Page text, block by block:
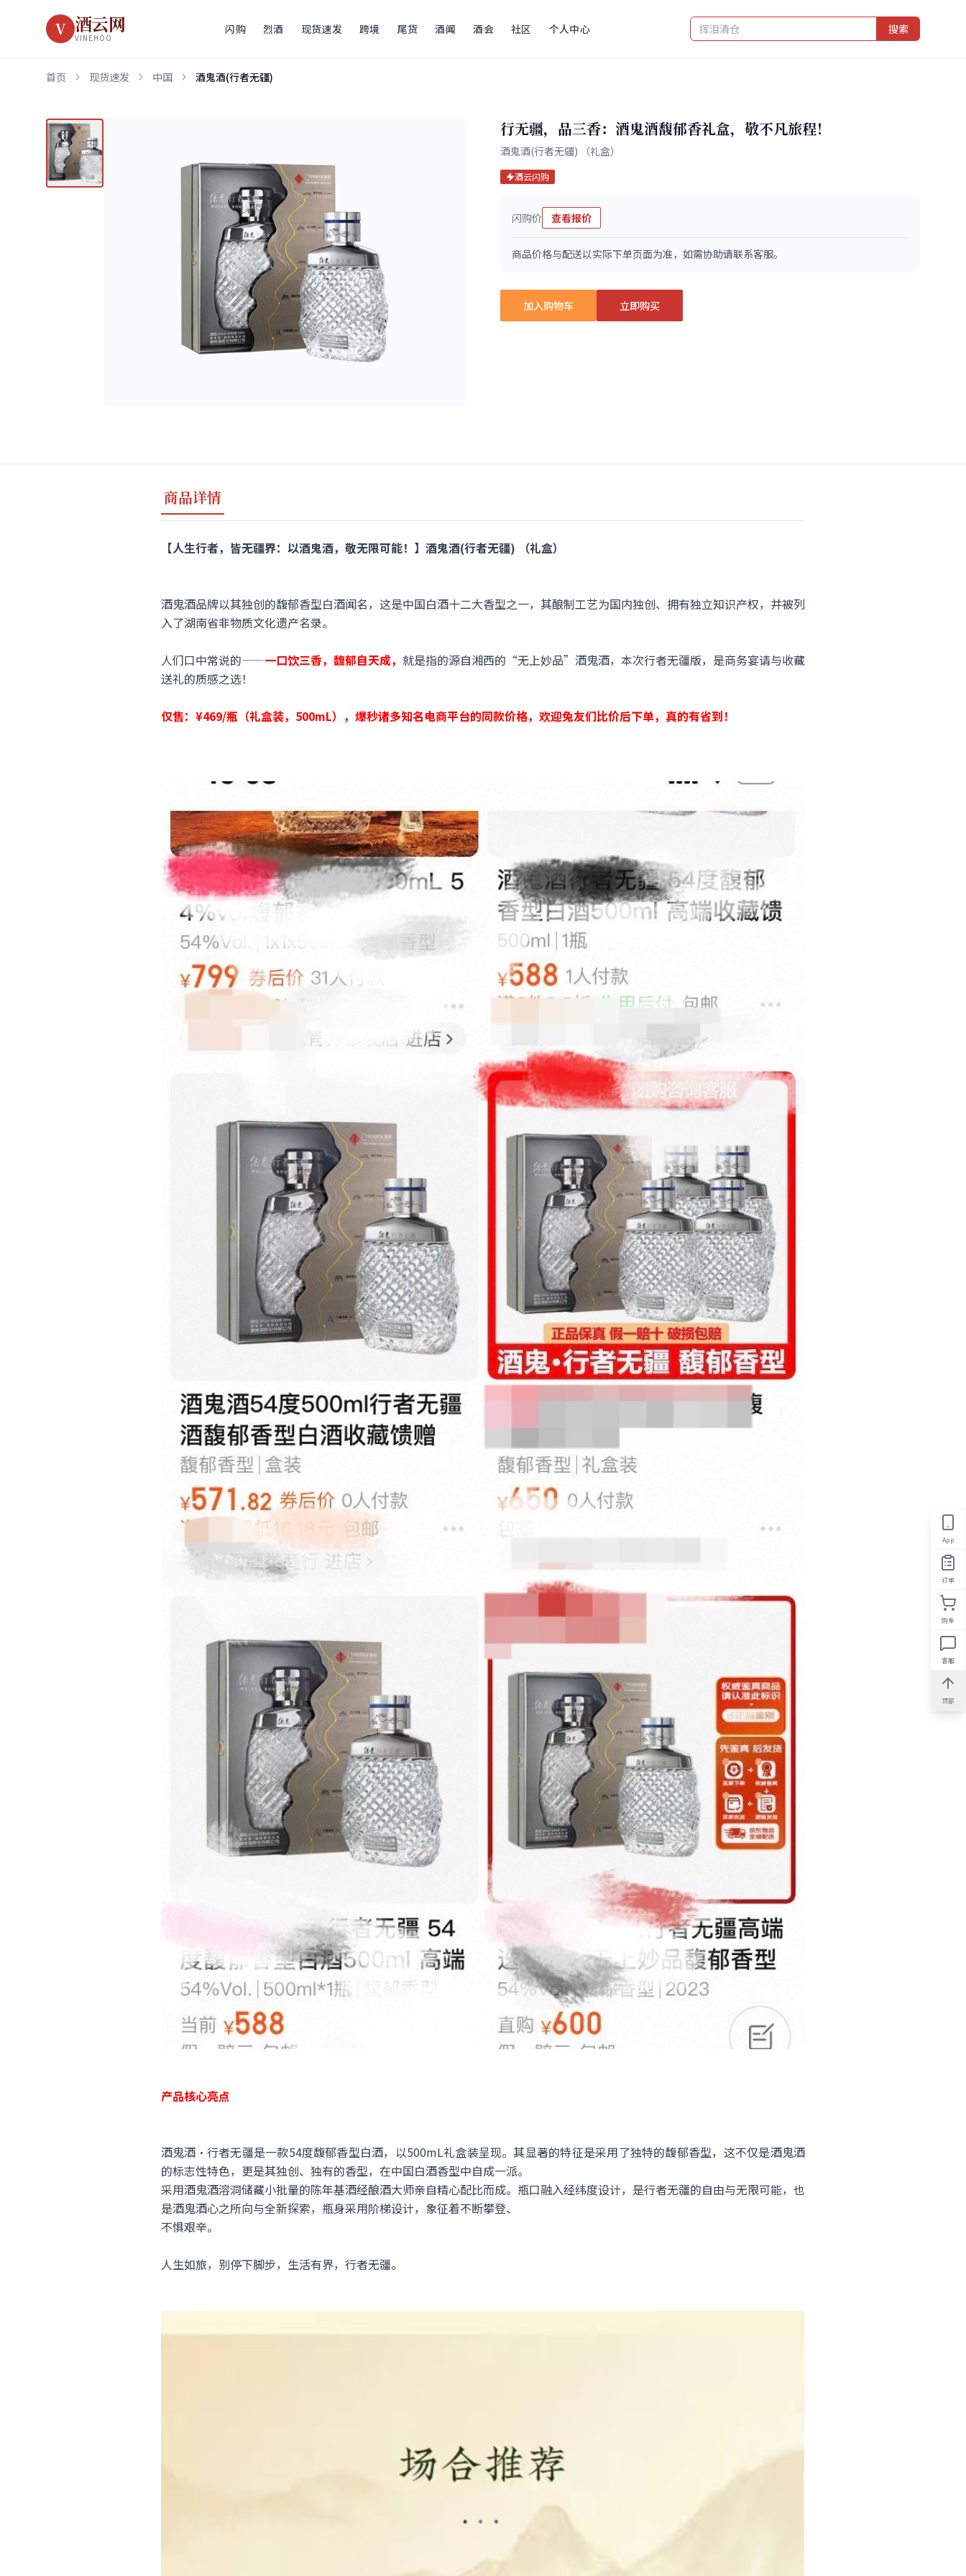
V 酒云网
VINEHOO
闪购 烈酒 现货速发 跨境 尾货 酒闻 酒会 社区 个人中心 搜索
首页 现货速发 中国 酒鬼酒(行者无疆)
行无疆，品三香：酒鬼酒馥郁香礼盒，敬不凡旅程！
酒鬼酒(行者无疆) （礼盒）
酒云闪购
闪购价 查看报价
商品价格与配送以实际下单页面为准，如需协助请联系客服。
加入购物车 立即购买
商品详情
【人生行者，皆无疆界：以酒鬼酒，敬无限可能！】酒鬼酒(行者无疆) （礼盒）
酒鬼酒品牌以其独创的馥郁香型白酒闻名，这是中国白酒十二大香型之一，其酿制工艺为国内独创、拥有独立知识产权，并被列
入了湖南省非物质文化遗产名录。
人们口中常说的——一口饮三香，馥郁自天成， 就是指的源自湘西的“无上妙品”酒鬼酒，本次行者无疆版，是商务宴请与收藏
送礼的质感之选！
仅售：¥469/瓶（礼盒装，500mL），爆秒诸多知名电商平台的同款价格，欢迎兔友们比价后下单，真的有省到！
产品核心亮点
酒鬼酒·行者无疆是一款54度馥郁香型白酒，以500mL礼盒装呈现。其显著的特征是采用了独特的馥郁香型，这不仅是酒鬼酒
的标志性特色，更是其独创、独有的香型，在中国白酒香型中自成一派。
采用酒鬼酒溶洞储藏小批量的陈年基酒经酿酒大师亲自精心配比而成。瓶口融入经纬度设计，是行者无疆的自由与无限可能，也
是酒鬼酒心之所向与全新探索，瓶身采用阶梯设计，象征着不断攀登、
不惧艰辛。
人生如旅，别停下脚步，生活有界，行者无疆。
App
订单
购车
客服
顶部